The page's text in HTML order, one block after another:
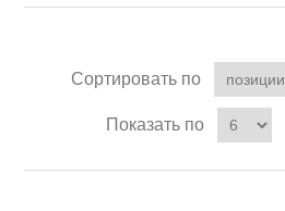
Сортировать по
Показать по